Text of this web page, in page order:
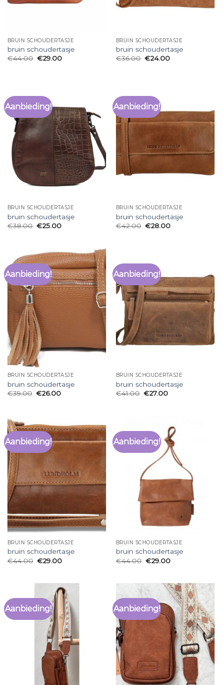
BRUIN SCHOUDERTASJE
bruin schoudertasje
€44.00 €29.00
BRUIN SCHOUDERTASJE
bruin schoudertasje
€36.00 €24.00
Aanbieding!
BRUIN SCHOUDERTASJE
bruin schoudertasje
€38.00 €25.00
Aanbieding!
BRUIN SCHOUDERTASJE
bruin schoudertasje
€42.00 €28.00
Aanbieding!
BRUIN SCHOUDERTASJE
bruin schoudertasje
€39.00 €26.00
Aanbieding!
BRUIN SCHOUDERTASJE
bruin schoudertasje
€41.00 €27.00
Aanbieding!
BRUIN SCHOUDERTASJE
bruin schoudertasje
€44.00 €29.00
Aanbieding!
BRUIN SCHOUDERTASJE
bruin schoudertasje
€44.00 €29.00
Aanbieding! Aanbieding!